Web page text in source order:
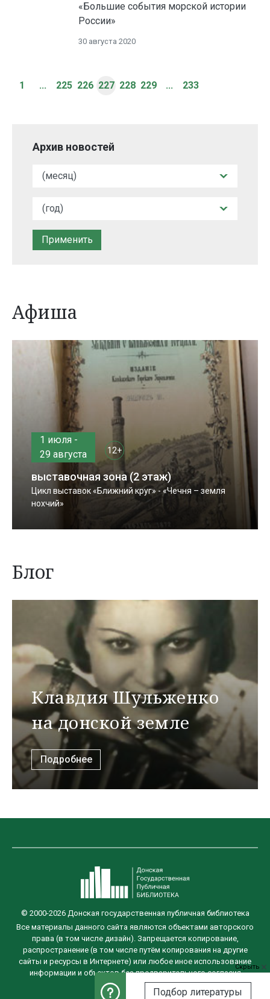
«Большие события морской истории
России»
30 августа 2020
1 ... 225 226 227 228 229 ... 233
Архив новостей
Афиша
1 июля -
29 августа
12+
выставочная зона (2 этаж)
Цикл выставок «Ближний круг» - «Чечня – земля
нохчий»
Блог
Клавдия Шульженко
на донской земле
Подробнее
Скрыть
Подбор литературы
© 2000-2026 Донская государственная публичная библиотека
Все материалы данного сайта являются объектами авторского
права (в том числе дизайн). Запрещается копирование,
распространение (в том числе путём копирования на другие
сайты и ресурсы в Интернете) или любое иное использование
информации и объектов без предварительного согласия
правообладателя.